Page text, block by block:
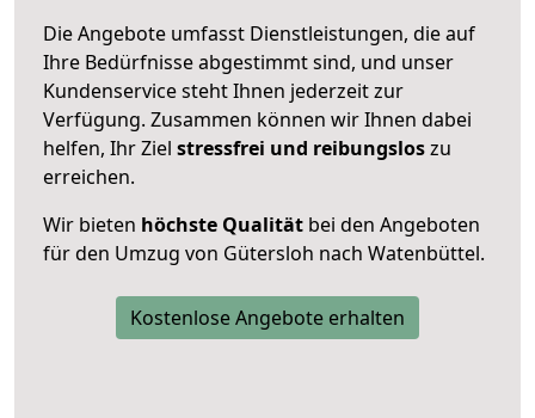
Die Angebote umfasst Dienstleistungen, die auf
Ihre Bedürfnisse abgestimmt sind, und unser
Kundenservice steht Ihnen jederzeit zur
Verfügung. Zusammen können wir Ihnen dabei
helfen, Ihr Ziel stressfrei und reibungsloszu
erreichen.
Wir bieten höchste Qualität bei den Angeboten
für den Umzug von Gütersloh nach Watenbüttel.
Kostenlose Angebote erhalten